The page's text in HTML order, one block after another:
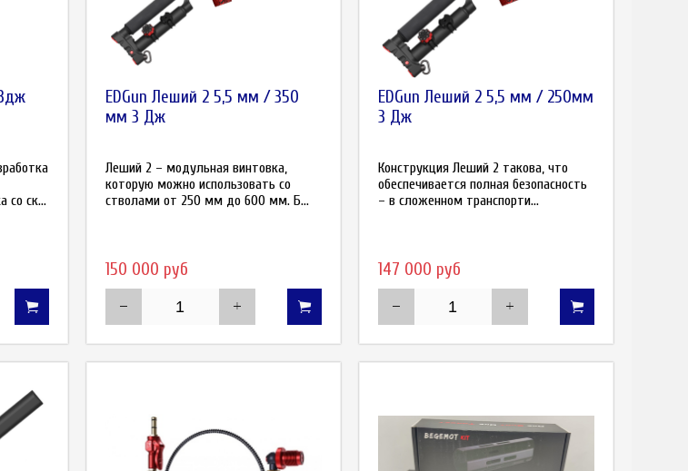
со ск...
EDGun Леший 2 5,5 мм / 350
мм 3 Дж
Леший 2 – модульная винтовка,
которую можно использовать со
стволами от 250 мм до 600 мм. Б...
150 000 руб
EDGun Леший 2 5,5 мм / 250мм
3 Дж
Конструкция Леший 2 такова, что
обеспечивается полная безопасность
– в сложенном транспорти...
147 000 руб